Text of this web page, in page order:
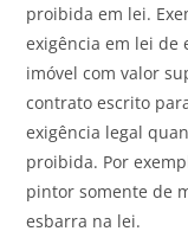
proibida em lei.
exigência em lei de
imóvel com valor
contrato escrito
exigência legal
proibida. Por
pintor somente de
esbarra na lei.